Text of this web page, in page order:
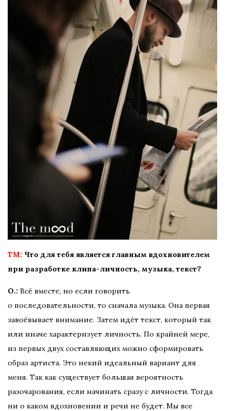
TM: Что для тебя является главным вдохновителем
при разработке клипа-личность, музыка, текст?
О.: Всё вместе, но если говорить
о последовательности, то сначала музыка. Она первая
завоёвывает внимание. Затем идёт текст, который так
или иначе характеризует личность. По крайней мере,
из первых двух составляющих можно сформировать
образ артиста. Это некий идеальный вариант для
меня. Так как существует большая вероятность
разочарования, если начинать сразу с личности. Тогда
ни о каком вдохновении и речи не будет. Мы все